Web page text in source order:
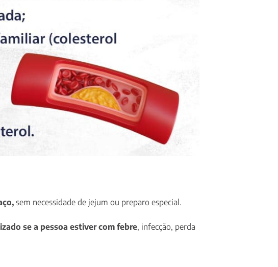
sem necessidade de jejum ou preparo especial.
se a pessoa estiver com febre, infecção, perda